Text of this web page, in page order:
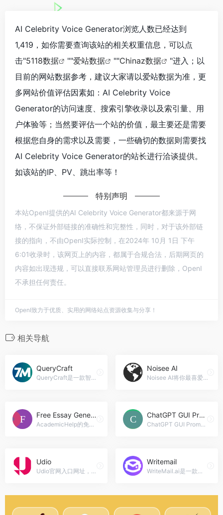
AI Celebrity Voice Generator浏览人数已经达到
1,419，如你需要查询该站的相关权重信息，可以点
击"5118数据 ""爱站数据 ""Chinaz数据
"进入；以
目前的网站数据参考，建议大家请以爱站数据为准，更
多网站价值评估因素如：AI Celebrity Voice
Generator的访问速度、搜索引擎收录以及索引量、用
户体验等；当然要评估一个站的价值，最主要还是需要
根据您自身的需求以及需要，一些确切的数据则需要找
AI Celebrity Voice Generator的站长进行洽谈提供。
如该站的IP、PV、跳出率等！
特别声明
本站OpenI提供的AI Celebrity Voice Generator都来源于网
络，不保证外部链接的准确性和完整性，同时，对于该外部链
接的指向，不由OpenI实际控制，在2024年 10月 1日 下午
6:01收录时，该网页上的内容，都属于合规合法，后期网页的
内容如出现违规，可以直接联系网站管理员进行删除，OpenI
不承担任何责任。
OpenI致力于优质、实用的网络站点资源收集与分享！
相关导航
QueryCraft
QueryCraft是一款智能数据科学查询生成器，支持SQL和Pandas查询，帮助用户快速生成查询代码，提高工作效率。，QueryCraft官网入口网址
Noisee AI
Noisee AI将你最喜爱的音乐转化为动感音乐视频，创造属于你自己的音乐世界。，Noisee AI官网入口网址
Free Essay Generator
AcademicHelp的免费AI论文写作工具是一款基于人工智能的工具，旨在帮助学生和学者进行学术写作和作业。它的数据库可以根据少量的指令细节生成完整的论文。，Free Essay Generator官网入口网址
ChatGPT GUI Prompter
ChatGPT GUI Prompter是一个简化的界面，用于测试不同的提示语，帮助用户更好地理解和测试ChatGPT模型的功能和性能。，ChatGPT GUI Prompter官网入口网址
Udio
Udio官网入口网址，Udio是一款由前Google DeepMind研究人员创立的人工智能音乐生成器，旨在让任何人都能够轻松地创作出具有情感共鸣的音乐。该AI音乐生成工具能够根据用户输入的文本提示，包括音乐风格、主题、歌词等信息，快速生成包含人声的完整音轨。
Writemail
WriteMail.ai是一款智能工具，通过提供智能建议和自动校正功能，帮助您更快速、准确地撰写电子邮件，提高工作效率和专业形象。，Writemail官网入口网址